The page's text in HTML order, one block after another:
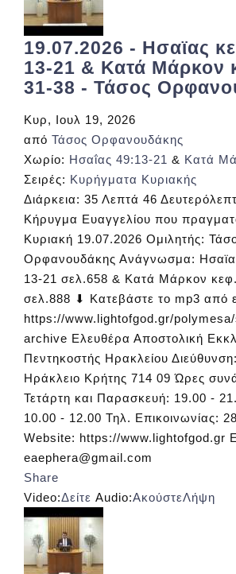
19.07.2026 - Ησαϊας
13-21 & Κατά Μάρκον
31-38 - Τάσος
Κυρ, Ιουλ 19, 2026
από Τάσος Ορφανουδάκης
Χωρίο: Ησαΐας 49:13-21 & Κατά
Σειρές: Κυρήγματα Κυριακής
Διάρκεια: 35 Λεπτά 46
Κήρυγμα Ευαγγελίου που
Κυριακή 19.07.2026 Ομιλητής:
Ορφανουδάκης Ανάγνωσμα:
13-21 σελ.658 & Κατά Μάρκον
σελ.888 ⬇ Κατεβάστε το mp3 από
https://www.lightofgod.gr/
archive Ελευθέρα Αποστολική
Πεντηκοστής Ηρακλείου
Ηράκλειο Κρήτης 714 09 Ώρες
Τετάρτη και Παρασκευή: 19.00 -
10.00 - 12.00 Τηλ. Επικοινωνίας:
Website: https://www.lightofgod.gr
eaephera@gmail.com
Share
Video:Δείτε Audio:ΑκούστεΛήψη